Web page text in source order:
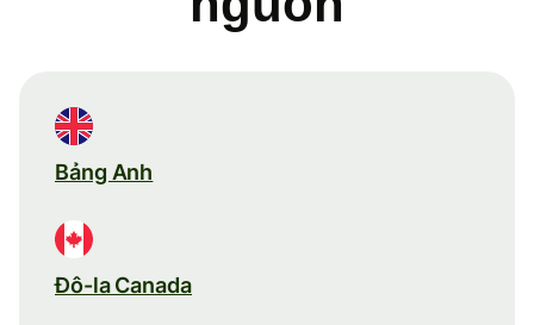
Bảng Anh
Đô-la Canada